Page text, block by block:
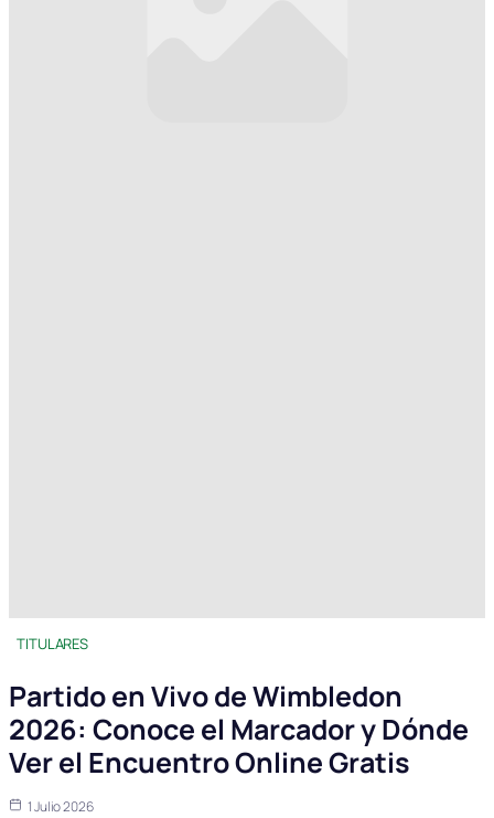
TITULARES
Partido en Vivo de Wimbledon
2026: Conoce el Marcador y Dónde
Ver el Encuentro Online Gratis
1 Julio 2026